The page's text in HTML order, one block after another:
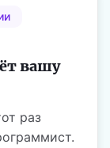
вашу
раз